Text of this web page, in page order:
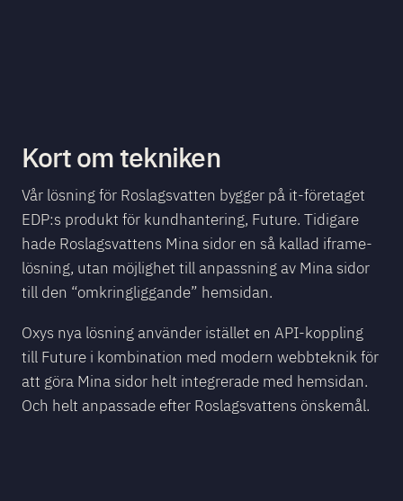
Kort om tekniken
Vår lösning för Roslagsvatten bygger på it-företaget
EDP:s produkt för kundhantering, Future. Tidigare
hade Roslagsvattens Mina sidor en så kallad iframe-
lösning, utan möjlighet till anpassning av Mina sidor
till den “omkringliggande” hemsidan.
Oxys nya lösning använder istället en API-koppling
till Future i kombination med modern webbteknik för
att göra Mina sidor helt integrerade med hemsidan.
Och helt anpassade efter Roslagsvattens önskemål.